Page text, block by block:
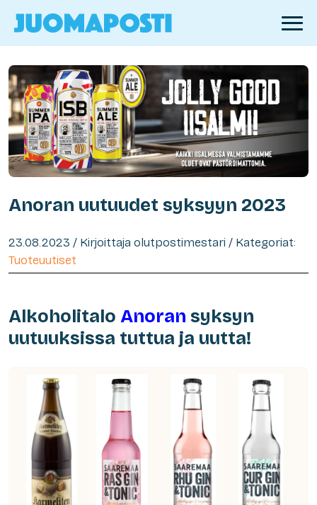
Anoran uutuudet syksyyn 2023
23.08.2023 / Kirjoittaja olutpostimestari / Kategoriat:
Tuoteuutiset
Alkoholitalo Anoran syksyn
uutuuksissa tuttua ja uutta!